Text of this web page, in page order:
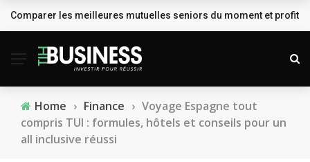
BREAKING NEWS
Comparer les meilleures mutuelles seniors du moment et
Home › Finance › Voyage Espagne tout
compris TUI : formules, hôtels et conseils pour un
all inclusive réussi